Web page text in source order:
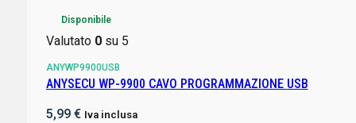
Disponibile
Valutato 0su 5
ANYWP9900USB
ANYSECU WP-9900 CAVO PROGRAMMAZIONE USB
5,99 € Iva inclusa